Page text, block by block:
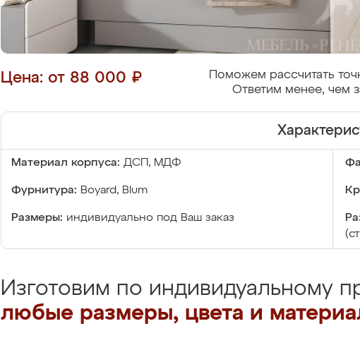
Цена: от 88 000 ₽
Поможем рассчитать
Ответим менее, чем
Материал корпуса: ДСП, МДФ
Фурнитура: Boyard, Blum
Размеры: индивидуально под Ваш заказ
Изготовим по индивидуальному
любые размеры, цвета и